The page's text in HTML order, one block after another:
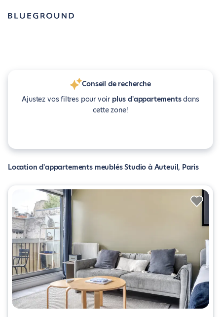
Conseil de recherche
Ajustez vos filtres pour voir plus d'appartementsdans
cette zone!
Location d'appartements meublés Studio à Auteuil, Paris